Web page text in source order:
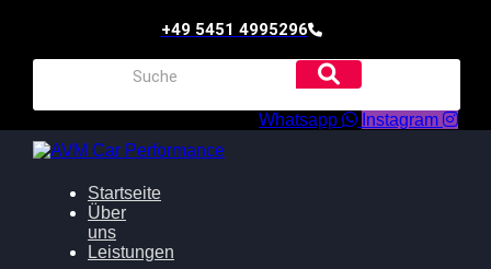
+49 5451 4995296
Whatsapp Instagram
Startseite
Über
uns
Leistungen